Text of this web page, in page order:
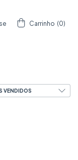
Carrinho (0)